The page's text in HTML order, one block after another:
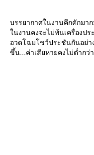
บรรยากาศในงานคึกคักมา
นงานคงจะไม่พ้นเครื่องป
อวดโฉมโชว์ประชันกันอย่า
ขึ้น...ค่าเสียหายคงไม่ต่ำกว่